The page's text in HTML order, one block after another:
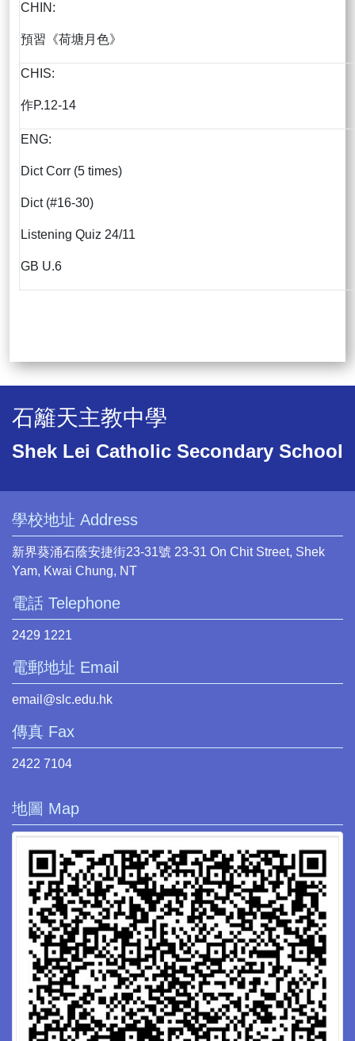
CHIN:
預習《荷塘月色》
CHIS:
作P.12-14
ENG:
Dict Corr (5 times)
Dict (#16-30)
Listening Quiz 24/11
GB U.6
石籬天主教中學
Shek Lei Catholic Secondary School
學校地址 Address
新界葵涌石蔭安捷街23-31號 23-31 On Chit Street, Shek
Yam, Kwai Chung, NT
電話 Telephone
2429 1221
電郵地址 Email
email@slc.edu.hk
傳真 Fax
2422 7104
地圖 Map